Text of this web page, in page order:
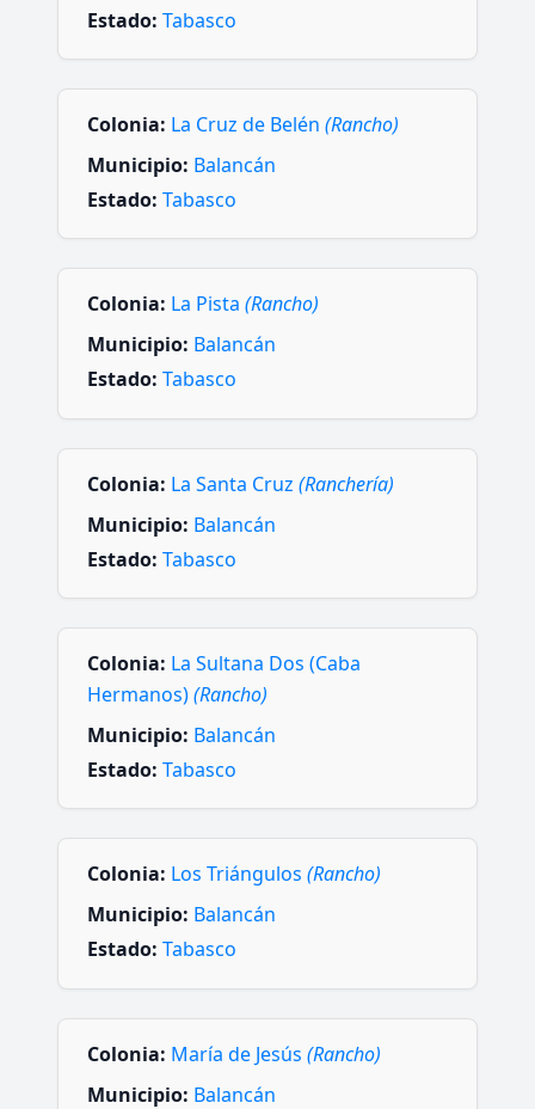
Estado: Tabasco
Colonia: La Cruz de Belén (Rancho)
Municipio: Balancán
Estado: Tabasco
Colonia: La Pista (Rancho)
Municipio: Balancán
Estado: Tabasco
Colonia: La Santa Cruz (Ranchería)
Municipio: Balancán
Estado: Tabasco
Colonia: La Sultana Dos (Caba
Hermanos)(Rancho)
Municipio: Balancán
Estado: Tabasco
Colonia: Los Triángulos (Rancho)
Municipio: Balancán
Estado: Tabasco
Colonia: María de Jesús (Rancho)
Municipio: Balancán